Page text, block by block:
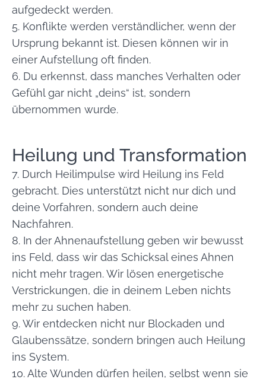
aufgedeckt werden.
5. Konflikte werden verständlicher, wenn der
Ursprung bekannt ist. Diesen können wir in
einer Aufstellung oft finden.
6. Du erkennst, dass manches Verhalten oder
Gefühl gar nicht „deins“ ist, sondern
übernommen wurde.
Heilung und Transformation
7. Durch Heilimpulse wird Heilung ins Feld
gebracht. Dies unterstützt nicht nur dich und
deine Vorfahren, sondern auch deine
Nachfahren.
8. In der Ahnenaufstellung geben wir bewusst
ins Feld, dass wir das Schicksal eines Ahnen
nicht mehr tragen. Wir lösen energetische
Verstrickungen, die in deinem Leben nichts
mehr zu suchen haben.
9. Wir entdecken nicht nur Blockaden und
Glaubenssätze, sondern bringen auch Heilung
ins System.
10. Alte Wunden dürfen heilen, selbst wenn sie